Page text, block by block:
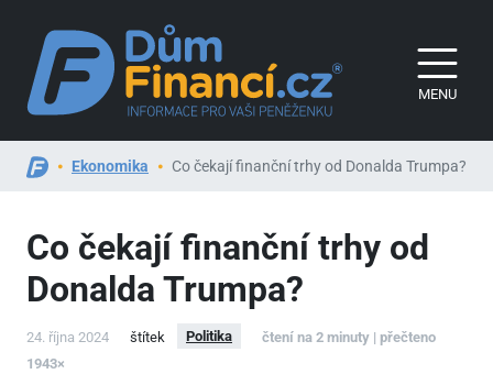
MENU
Ekonomika Co čekají finanční trhy od Donalda Trumpa?
Co čekají finanční trhy od
Donalda Trumpa?
24. října 2024 štítek Politika
čtení na 2 minuty | přečteno
1943×